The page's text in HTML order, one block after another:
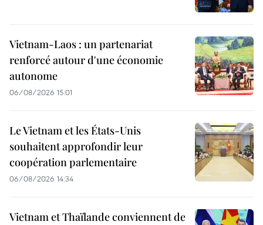
Vietnam-Laos : un partenariat
renforcé autour d'une économie
autonome
06/08/2026 15:01
Le Vietnam et les États-Unis
souhaitent approfondir leur
coopération parlementaire
06/08/2026 14:34
Vietnam et Thaïlande conviennent de